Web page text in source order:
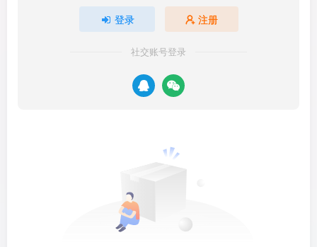
登录 注册
社交账号登录